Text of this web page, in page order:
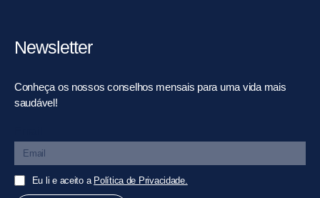
Newsletter
Conheça os nossos conselhos mensais para uma vida mais
saudável!
Eu li e aceito a Política de Privacidade.